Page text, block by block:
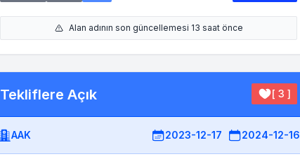
Alan adının son güncellemesi 13 saat önce
Tekliflere Açık [ 3 ]
AAK 2023-12-17 2024-12-16